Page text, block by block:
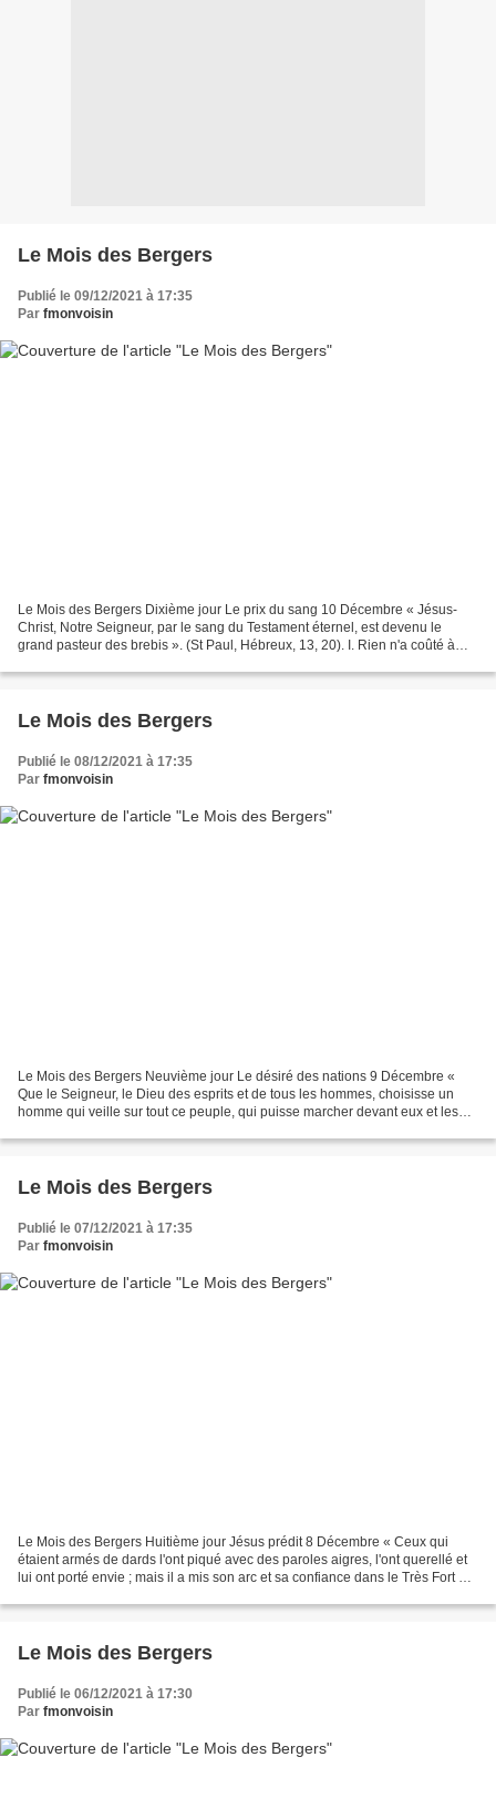
Le Mois des Bergers
Publié le 09/12/2021 à 17:35
Par fmonvoisin
Le Mois des Bergers Dixième jour Le prix du sang 10 Décembre « Jésus-
Christ, Notre Seigneur, par le sang du Testament éternel, est devenu le
grand pasteur des brebis ». (St Paul, Hébreux, 13, 20). I. Rien n'a coûté à
Le Mois des Bergers
Publié le 08/12/2021 à 17:35
Par fmonvoisin
Le Mois des Bergers Neuvième jour Le désiré des nations 9 Décembre «
Que le Seigneur, le Dieu des esprits et de tous les hommes, choisisse un
homme qui veille sur tout ce peuple, qui puisse marcher devant eux et les
Le Mois des Bergers
Publié le 07/12/2021 à 17:35
Par fmonvoisin
Le Mois des Bergers Huitième jour Jésus prédit 8 Décembre « Ceux qui
étaient armés de dards l'ont piqué avec des paroles aigres, l'ont querellé et
lui ont porté envie ; mais il a mis son arc et sa confiance dans le Très Fort et
Le Mois des Bergers
Publié le 06/12/2021 à 17:30
Par fmonvoisin